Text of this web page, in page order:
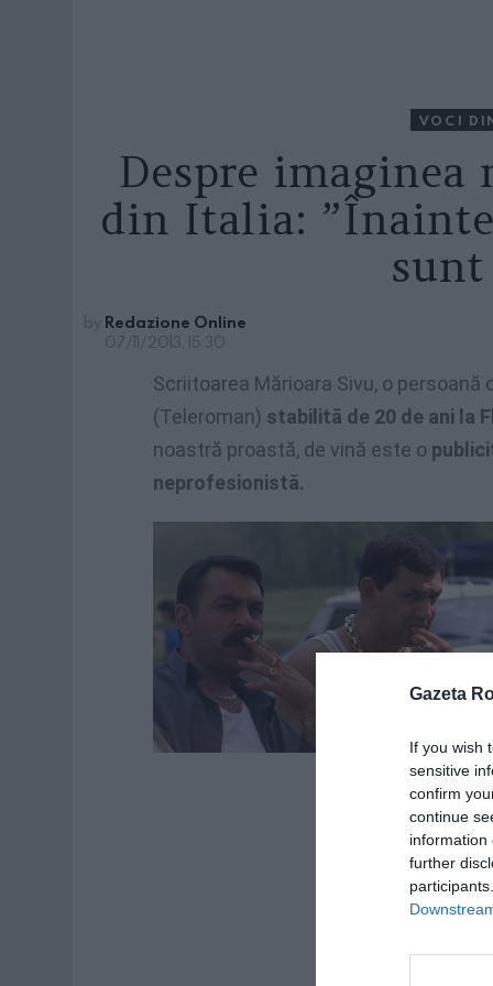
Gazeta
If you wish
sensitive
confirm
continue
information
further
VOCI
Despre
din Italia:
sunt
by Redazione Online
07/11/2013, 15:30
Scriitoarea Mărioara Sivu, o
(Teleroman) stabilită de 20 de ani la
noastră proastă, de vină este o
neprofesionistă.